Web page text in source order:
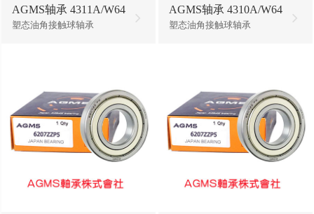
AGMS轴承 4311A/W64
塑态油角接触球轴承
AGMS轴承 4310A/W64
塑态油角接触球轴承